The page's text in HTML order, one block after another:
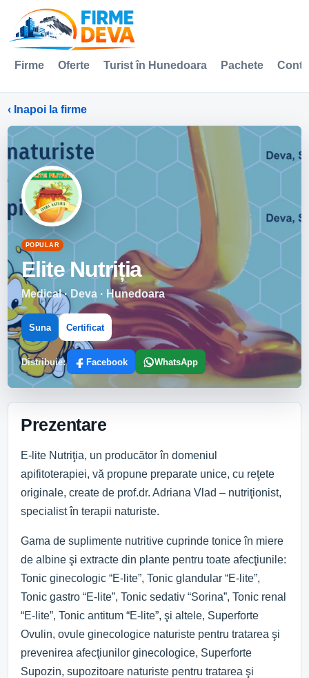
Firme Oferte Turist în Hunedoara Pachete
‹ Inapoi la firme
POPULAR
Elite Nutriția
Medical · Deva · Hunedoara
Suna Certificat
Distribuie: Facebook WhatsApp
Prezentare
E-lite Nutriţia, un producător în domeniul
apifitoterapiei, vă propune preparate unice, cu reţete
originale, create de prof.dr. Adriana Vlad – nutriţionist,
specialist în terapii naturiste.
Gama de suplimente nutritive cuprinde tonice în miere
de albine şi extracte din plante pentru toate afecţiunile:
Tonic ginecologic “E-lite”, Tonic glandular “E-lite”,
Tonic gastro “E-lite”, Tonic sedativ “Sorina”, Tonic renal
“E-lite”, Tonic antitum “E-lite”, şi altele, Superforte
Ovulin, ovule ginecologice naturiste pentru tratarea şi
prevenirea afecţiunilor ginecologice, Superforte
Supozin, supozitoare naturiste pentru tratarea şi